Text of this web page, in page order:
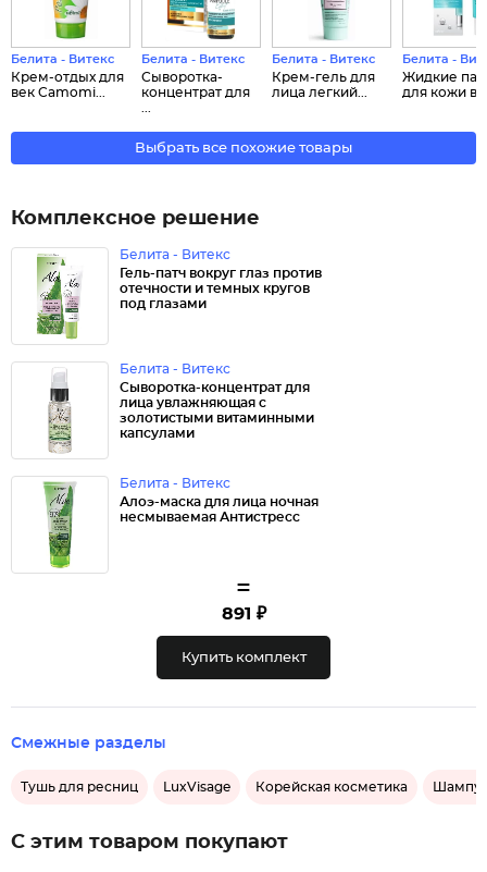
Белита - Витекс
Крем-отдых для
век Camomi...
Белита - Витекс
Сыворотка-
концентрат для
Белита - Витекс
Крем-гель для
лица легкий...
Белита -
Жидкие
для кожи
Выбрать все похожие товары
Комплексное решение
Белита - Витекс
Гель-патч вокруг глаз против
отечности и темных кругов
под глазами
Белита - Витекс
Сыворотка-концентрат для
лица увлажняющая с
золотистыми витаминными
капсулами
Белита - Витекс
Алоэ-маска для лица ночная
несмываемая Антистресс
=
891 ₽
Купить комплект
Смежные разделы
Тушь для ресниц LuxVisage Корейская косметика
С этим товаром покупают